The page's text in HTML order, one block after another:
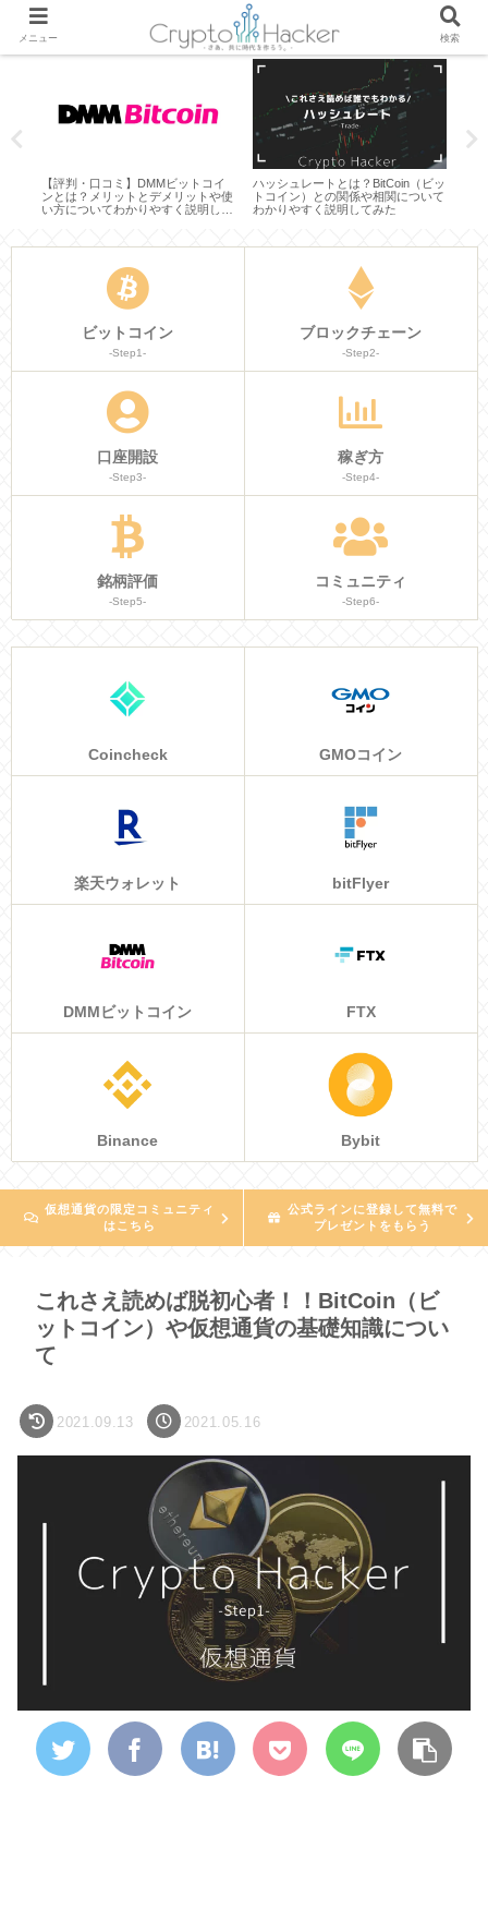
【評判・口コミ】DMMビットコイ
ンとは？メリットとデメリットや使
い方についてわかりやすく説明して
ハッシュレートとは？BitCoin（ビッ
トコイン）との関係や相関について
わかりやすく説明してみた
ビットコイン
-Step1-
ブロックチェーン
-Step2-
口座開設
-Step3-
稼ぎ方
-Step4-
銘柄評価
-Step5-
コミュニティ
-Step6-
Coincheck GMOコイン
楽天ウォレット bitFlyer
DMMビットコイン FTX
Binance Bybit
仮想通貨の限定コミュニティ
はこちら
公式ラインに登録して無料で
プレゼントをもらう
これさえ読めば脱初心者！！BitCoin（ビ
ットコイン）や仮想通貨の基礎知識につい
て
2021.09.13 2021.05.16
メニュー 検索